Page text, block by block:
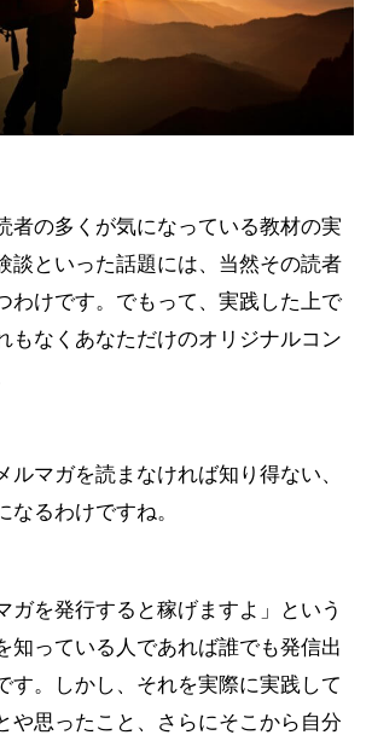
者の多くが気になっている教材の実
談といった話題には、当然その読者
わけです。でもって、実践した上で
もなくあなただけのオリジナルコン
ルマガを読まなければ知り得ない、
なるわけですね。
ガを発行すると稼げますよ」という
知っている人であれば誰でも発信出
す。しかし、それを実際に実践して
や思ったこと、さらにそこから自分